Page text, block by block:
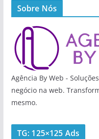
Sobre Nós
Agência By Web -
negócio na web.
mesmo.
TG: 125×125 Ads